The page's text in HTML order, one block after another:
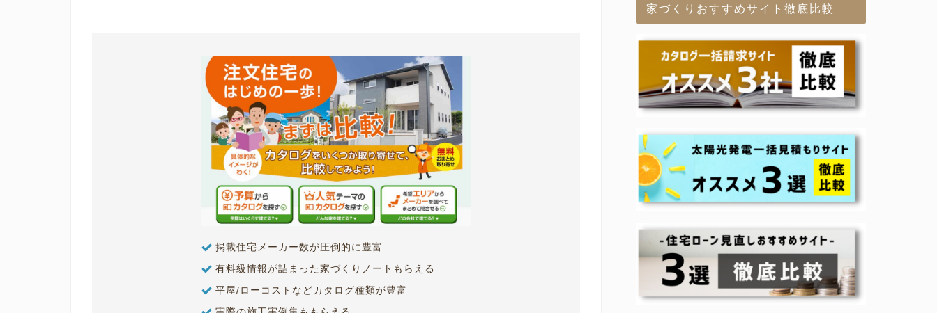
掲載住宅メーカー数が圧倒的に豊富
有料級情報が詰まった家づくりノートもらえる
平屋/ローコストなどカタログ種類が豊富
家づくりおすすめサイト徹底比較